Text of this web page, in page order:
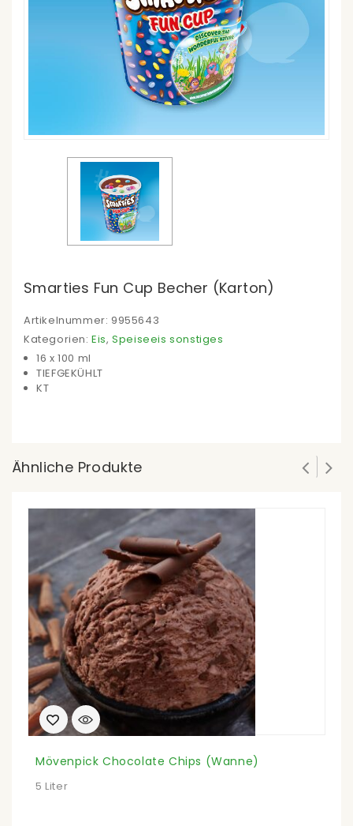
Smarties Fun Cup Becher (Karton)
Artikelnummer: 9955643
Kategorien:Eis,Speiseeis sonstiges
16 x 100 ml
TIEFGEKÜHLT
KT
Ähnliche Produkte
Mövenpick Chocolate Chips (Wanne)
5 Liter